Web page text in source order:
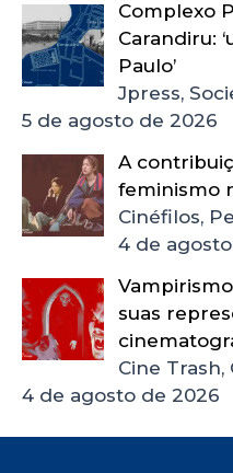
Complexo
Carandiru:
Paulo’
Jpress,
5 de agosto de 2026
A
feminismo
Cinéfilos,
4 de
suas
Cine Trash,
4 de agosto de 2026